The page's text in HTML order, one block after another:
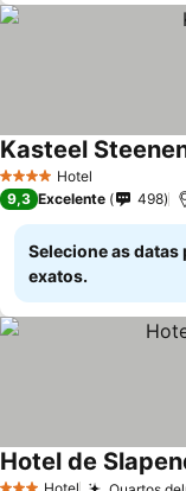
4 EstrelasHotel
Kasteel
9,3 Excelente 498
Selecione as
exatos.
Hotel
Hotel de